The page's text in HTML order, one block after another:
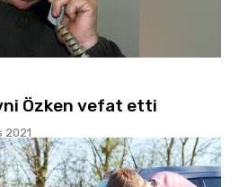
Özken vefat etti
2021